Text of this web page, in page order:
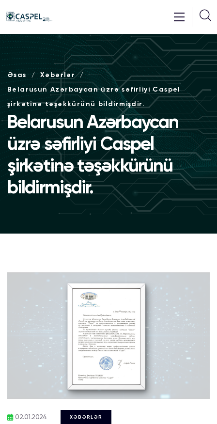
Əsas Xəbərlər
Belarusun Azərbaycan üzrə səfirliyi Caspel
şirkətinə təşəkkürünü bildirmişdir.
Belarusun Azərbaycan
üzrə səfirliyi Caspel
şirkətinə təşəkkürünü
bildirmişdir.
02.01.2024 XƏBƏRLƏR